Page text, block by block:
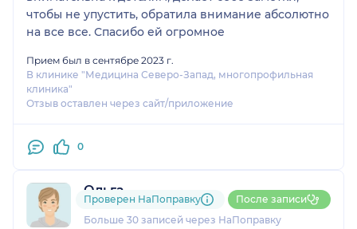
чтобы не упустить, обратила внимание абсолютно
на все все. Спасибо ей огромное
Прием был в сентябре 2023 г.
В клинике "Медицина Северо-Запад, многопрофильная
клиника"
Отзыв оставлен через сайт/приложение
0
Ольга
6 отзывов
Больше 30 записей через НаПоправку
Проверен НаПоправку После записи